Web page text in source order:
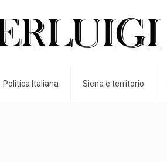
Politica Italiana Siena e territorio